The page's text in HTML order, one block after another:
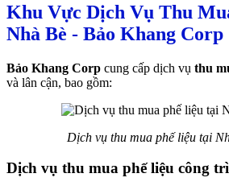
Khu Vực Dịch Vụ Thu
Nhà Bè - Bảo Khang Corp
Bảo Khang Corp cung cấp dịch vụ thu
và lân cận, bao gồm:
Dịch vụ thu mua phế liệu tại
Dịch vụ thu mua phế liệu công